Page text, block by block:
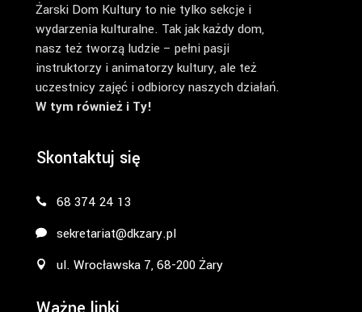
Żarski Dom Kultury to nie tylko sekcje i
wydarzenia kulturalne. Tak jak każdy dom,
nasz też tworzą ludzie – pełni pasji
instruktorzy i animatorzy kultury, ale też
uczestnicy zajęć i odbiorcy naszych działań.
W tym również i Ty!
Skontaktuj się
68 374 24 13
sekretariat@dkzary.pl
ul. Wrocławska 7, 68-200 Żary